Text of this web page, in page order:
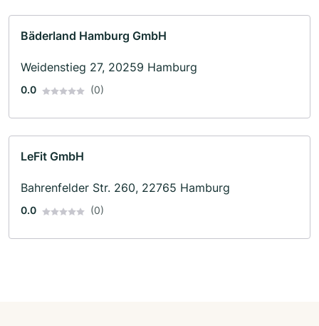
Bäderland Hamburg GmbH
Weidenstieg 27, 20259 Hamburg
0.0 (0)
LeFit GmbH
Bahrenfelder Str. 260, 22765 Hamburg
0.0 (0)